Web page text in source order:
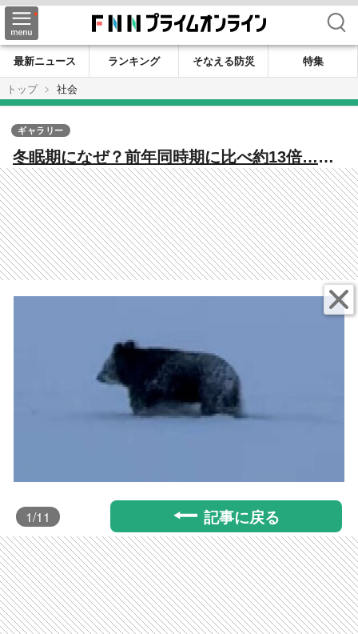
検索
最新ニュース ランキング そなえる防災
特集
トップ
社会
冬眠期になぜ？前年同時期に比べ約13倍…生
活圏で相次ぐクマの出没 専門家「寝る場所
を探しているのではないか」【秋田発】
ギャラリー
1/11 記事に戻る